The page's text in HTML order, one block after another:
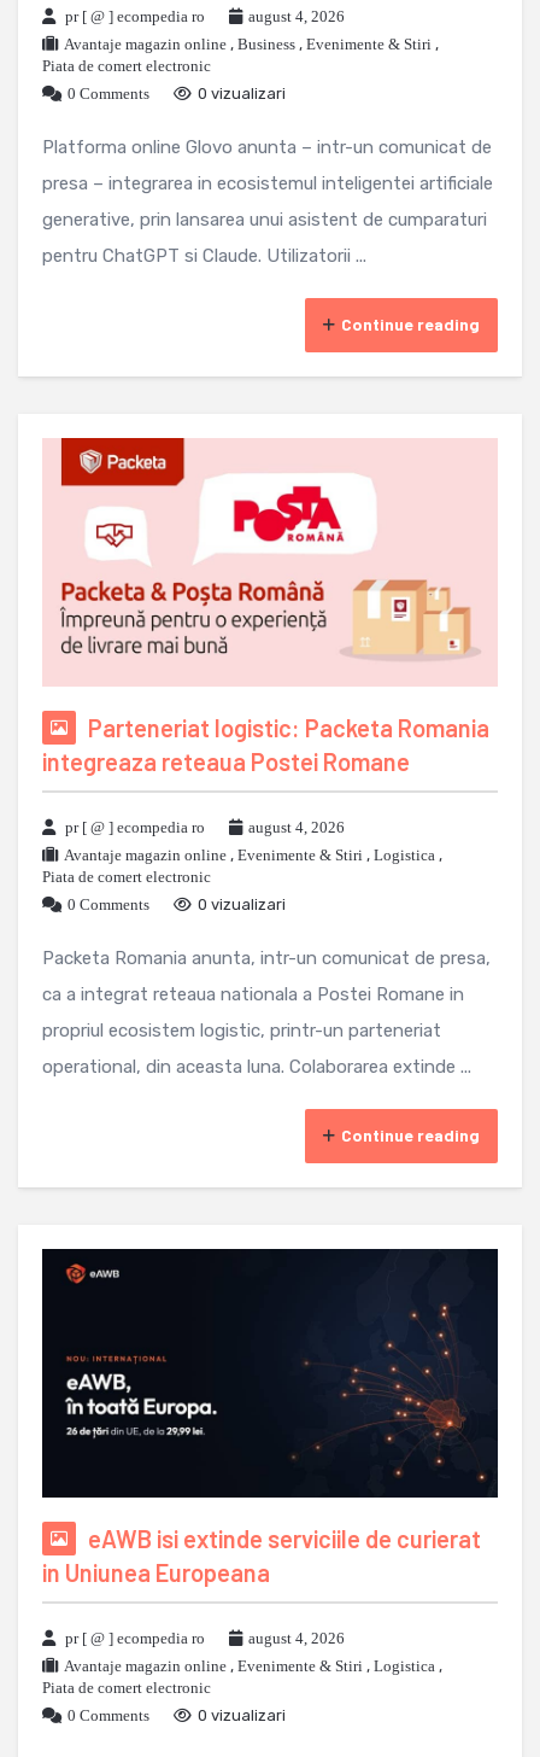
pr [ @ ] ecompedia ro
august 4, 2026
Avantaje magazin online , Business , Evenimente & Stiri ,
Piata de comert electronic
0 Comments
0 vizualizari
Platforma online Glovo anunta – intr-un comunicat de
presa – integrarea in ecosistemul inteligentei artificiale
generative, prin lansarea unui asistent de cumparaturi
pentru ChatGPT si Claude. Utilizatorii ...
Continue reading
Parteneriat logistic: Packeta Romania
integreaza reteaua Postei Romane
pr [ @ ] ecompedia ro
august 4, 2026
Avantaje magazin online , Evenimente & Stiri , Logistica ,
Piata de comert electronic
0 Comments
0 vizualizari
Packeta Romania anunta, intr-un comunicat de presa,
ca a integrat reteaua nationala a Postei Romane in
propriul ecosistem logistic, printr-un parteneriat
operational, din aceasta luna. Colaborarea extinde ...
Continue reading
eAWB isi extinde serviciile de curierat
in Uniunea Europeana
pr [ @ ] ecompedia ro
august 4, 2026
Avantaje magazin online , Evenimente & Stiri , Logistica ,
Piata de comert electronic
0 Comments
0 vizualizari